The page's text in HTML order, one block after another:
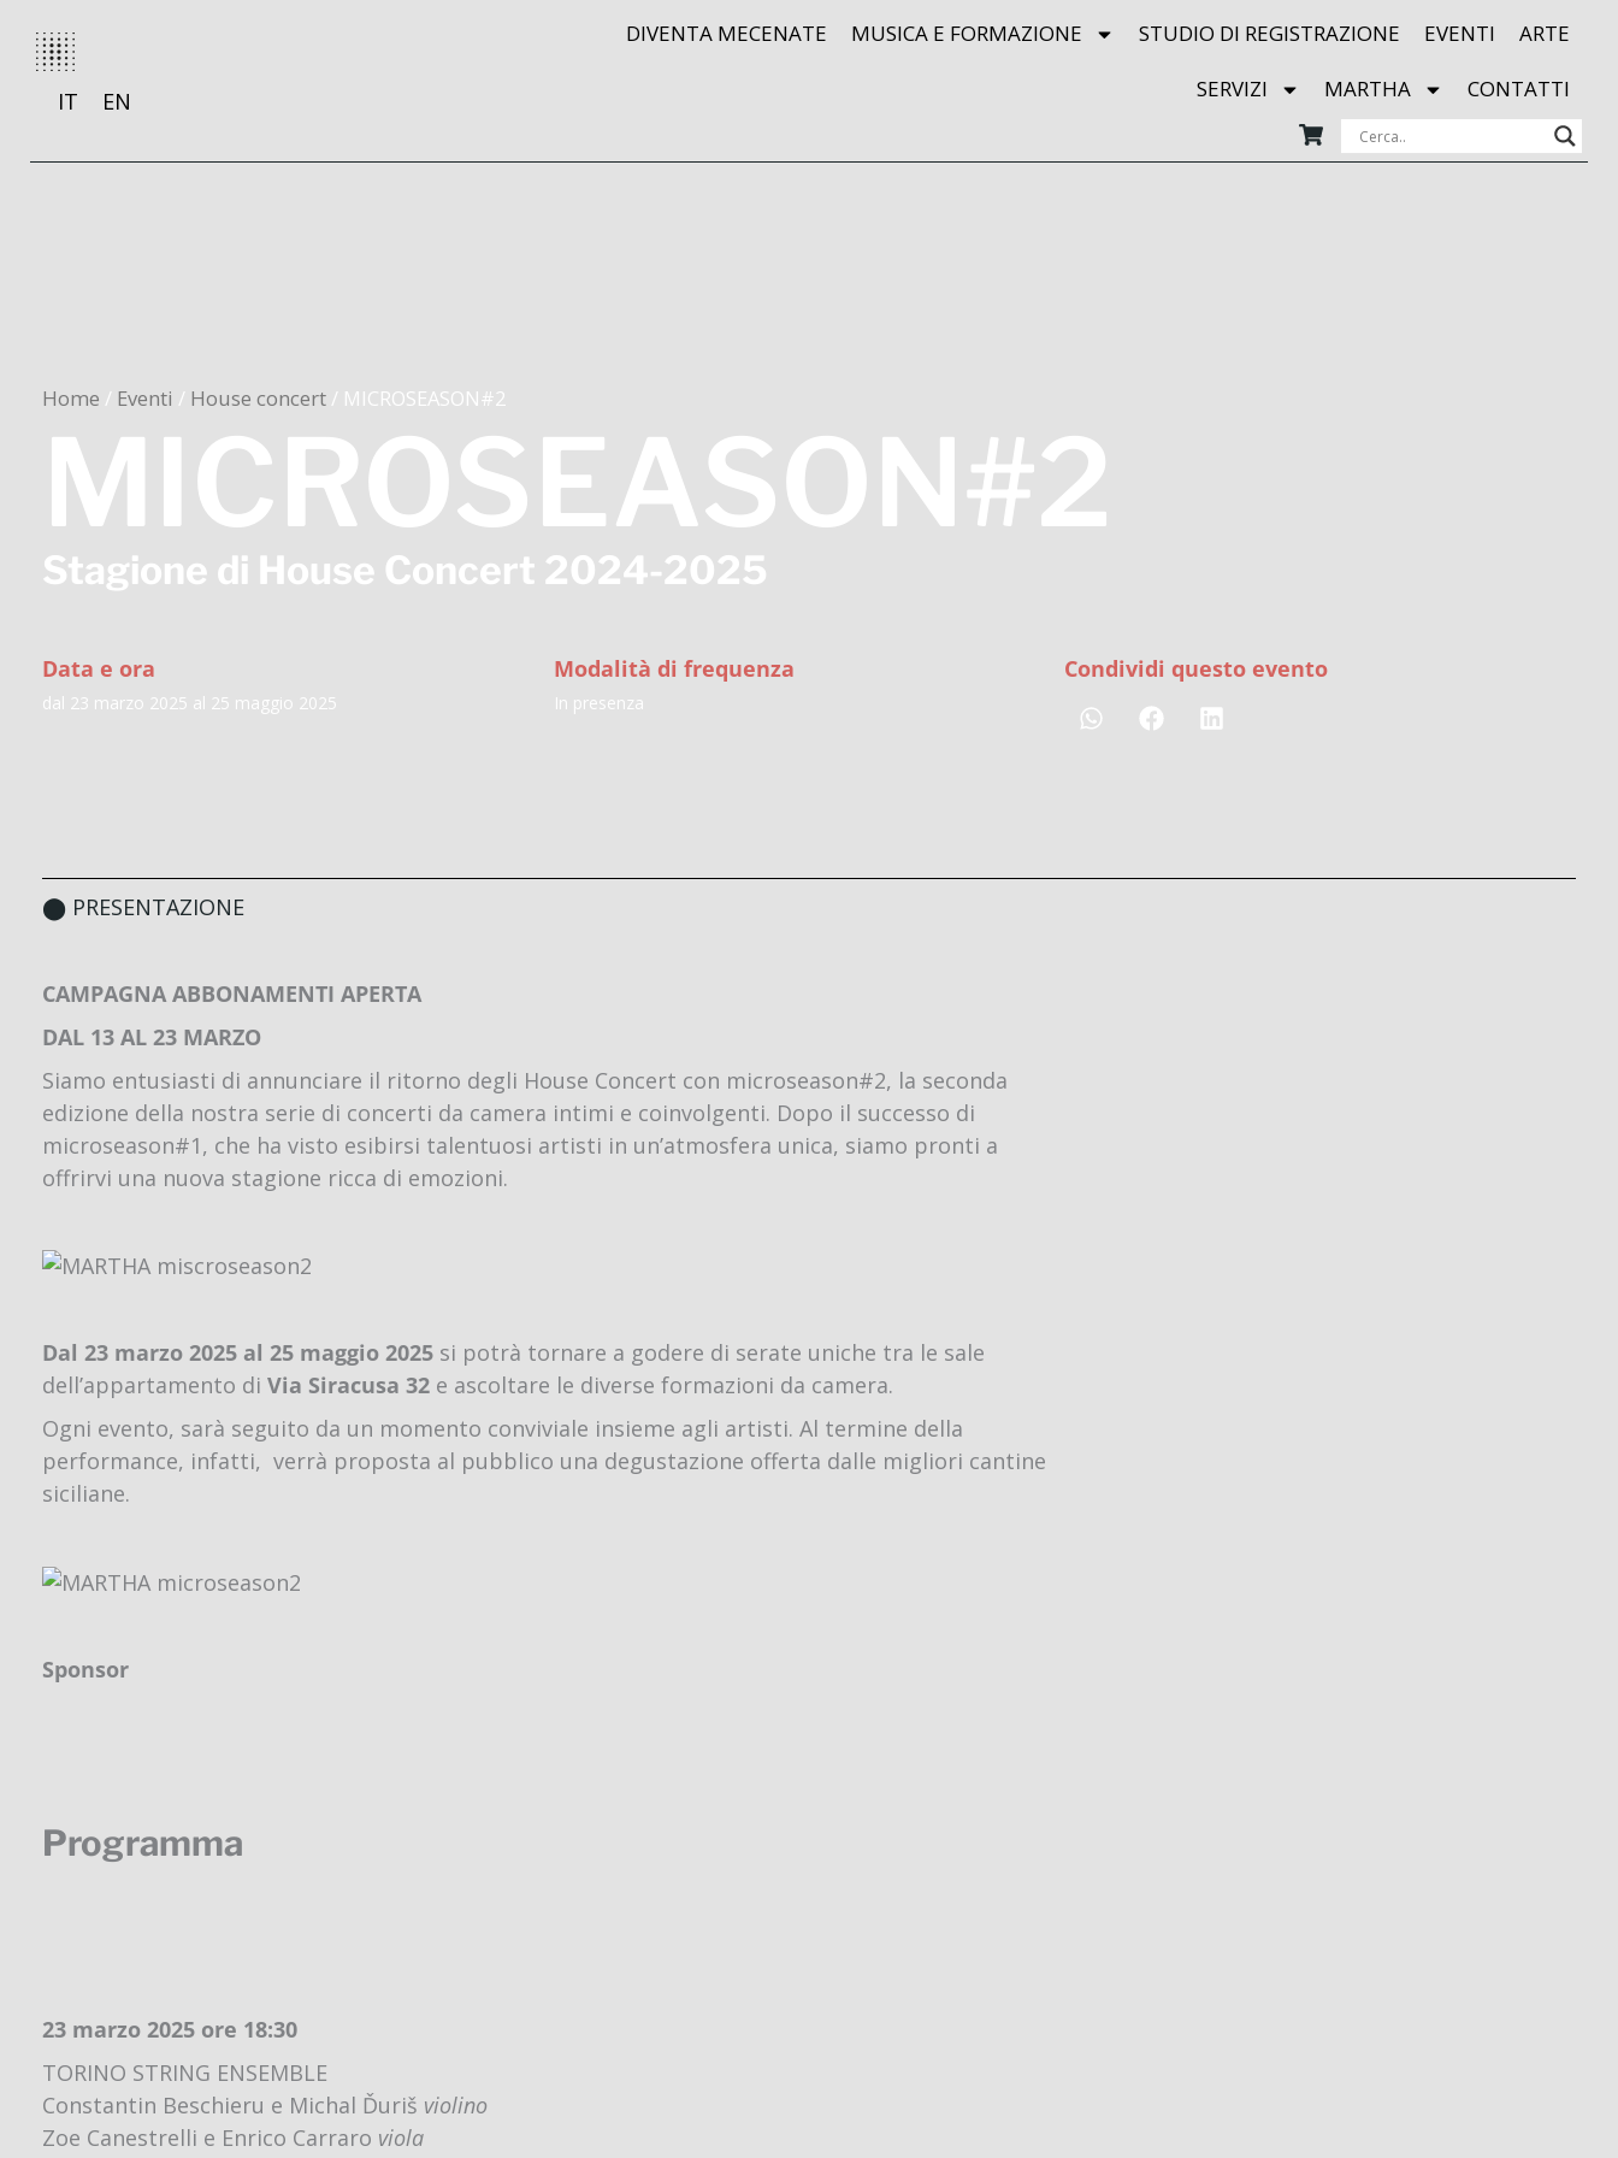
contenuto
IT EN
DIVENTA MECENATE MUSICA E FORMAZIONE STUDIO DI REGISTRAZIONE EVENTI
ARTE
SERVIZI
MARTHA CONTATTI
Home / Eventi / House concert / MICROSEASON#2
MICROSEASON#2
Stagione di House Concert 2024-2025
Data e ora
dal 23 marzo 2025 al 25 maggio 2025
Modalità di frequenza
In presenza
Condividi questo evento
⬤ PRESENTAZIONE
CAMPAGNA ABBONAMENTI APERTA
DAL 13 AL 23 MARZO
Siamo entusiasti di annunciare il ritorno degli House Concert con microseason#2, la seconda
edizione della nostra serie di concerti da camera intimi e coinvolgenti. Dopo il successo di
microseason#1, che ha visto esibirsi talentuosi artisti in un’atmosfera unica, siamo pronti a
offrirvi una nuova stagione ricca di emozioni.
Dal 23 marzo 2025 al 25 maggio 2025 si potrà tornare a godere di serate uniche tra le sale
dell’appartamento di Via Siracusa 32 e ascoltare le diverse formazioni da camera.
Ogni evento, sarà seguito da un momento conviviale insieme agli artisti. Al termine della
performance, infatti, verrà proposta al pubblico una degustazione offerta dalle migliori cantine
siciliane.
Sponsor
Programma
23 marzo 2025 ore 18:30
TORINO STRING ENSEMBLE
Constantin Beschieru e Michal Ďuriš violino
Zoe Canestrelli e Enrico Carraro viola